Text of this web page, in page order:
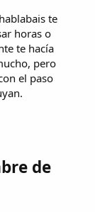
te
horas o
te hacía
pero
el paso
de